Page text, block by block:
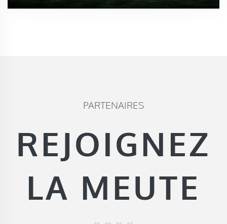
PARTENAIRES
REJOIGNEZ
LA MEUTE